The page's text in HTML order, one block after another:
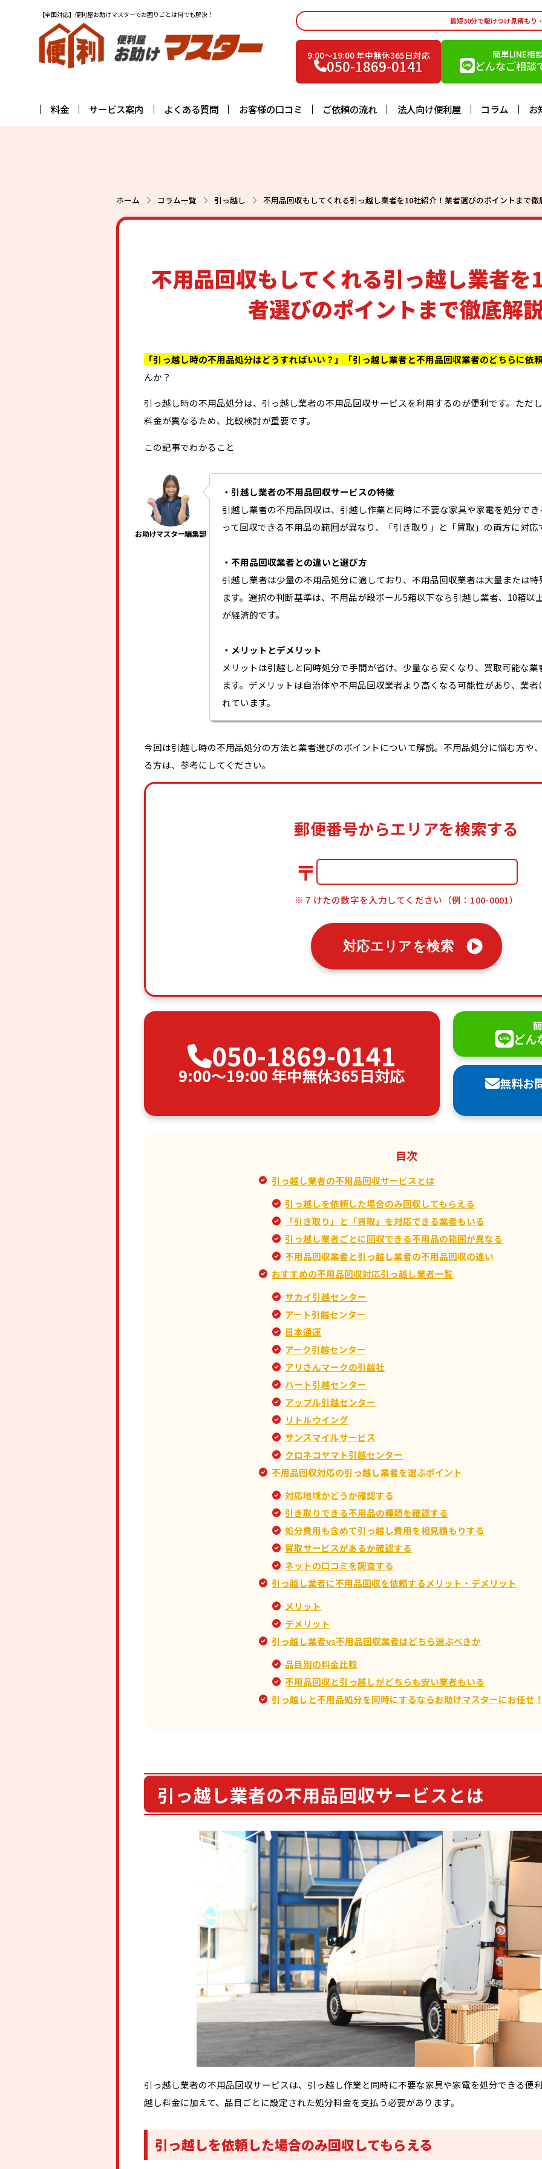
【全国対応】便利屋お助けマスターでお困りごとは何でも解決！
最短30分で駆けつけ見積もり
9:00〜19:00 年中無休365日対応
050-1869-0141
簡単LINE相
どんなご相談
料金 サービス案内 よくある質問 お客様の口コミ ご依頼の流れ 法人向け便利屋 コラム お
ホーム コラム一覧 引っ越し 不用品回収もしてくれる引っ越し業者を10社紹介！業者選びのポイントまで徹
不用品回収もしてくれる引っ越し業者を
者選びのポイントまで徹底解
「引っ越し時の不用品処分はどうすればいい？」「引っ越し業者と不用品回収業者のどちらに依
んか？
引っ越し時の不用品処分は、引っ越し業者の不用品回収サービスを利用するのが便利です。ただ
料金が異なるため、比較検討が重要です。
この記事でわかること
・引越し業者の不用品回収サービスの特徴
引越し業者の不用品回収は、引越し作業と同時に不要な家具や家電を処分で
って回収できる不用品の範囲が異なり、「引き取り」と「買取」の両方に対
・不用品回収業者との違いと選び方
引越し業者は少量の不用品処分に適しており、不用品回収業者は大量または
ます。選択の判断基準は、不用品が段ボール5箱以下なら引越し業者、10箱以
が経済的です。
・メリットとデメリット
メリットは引越しと同時処分で手間が省け、少量なら安くなり、買取可能な
ます。デメリットは自治体や不用品回収業者より高くなる可能性があり、業
れています。
今回は引越し時の不用品処分の方法と業者選びのポイントについて解説。不用品処分に悩む方や
る方は、参考にしてください。
郵便番号からエリアを検索する
〒
※７けたの数字を入力してください（例：100-0001）
対応エリアを検索
050-1869-0141
9:00〜19:00 年中無休365日対応
どん
無料お
目次
引っ越し業者の不用品回収サービスとは
引っ越しを依頼した場合のみ回収してもらえる
「引き取り」と「買取」を対応できる業者もいる
引っ越し業者ごとに回収できる不用品の範囲が異なる
不用品回収業者と引っ越し業者の不用品回収の違い
おすすめの不用品回収対応引っ越し業者一覧
サカイ引越センター
アート引越センター
日本通運
アーク引越センター
アリさんマークの引越社
ハート引越センター
アップル引越センター
リトルウイング
サンスマイルサービス
クロネコヤマト引越センター
不用品回収対応の引っ越し業者を選ぶポイント
対応地域かどうか確認する
引き取りできる不用品の種類を確認する
処分費用も含めて引っ越し費用を相見積もりする
買取サービスがあるか確認する
ネットの口コミを調査する
引っ越し業者に不用品回収を依頼するメリット・デメリット
メリット
デメリット
引っ越し業者vs不用品回収業者はどちら選ぶべきか
品目別の料金比較
不用品回収と引っ越しがどちらも安い業者もいる
引っ越しと不用品処分を同時にするならお助けマスターにお任せ
引っ越し業者の不用品回収サービスとは
引っ越し業者の不用品回収サービスは、引っ越し作業と同時に不要な家具や家電を処分できる便
越し料金に加えて、品目ごとに設定された処分料金を支払う必要があります。
引っ越しを依頼した場合のみ回収してもらえる